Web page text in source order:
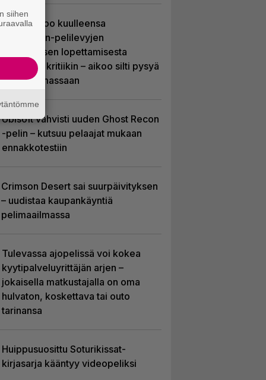
Sony kertoo kuulleensa
PlayStation-pelilevyjen
valmistuksen lopettamisesta
nousseen kritiikin – aikoo silti pysyä
suunnitelmassaan
Ubisoft vahvisti uuden Ghost Recon
-pelin – kutsuu pelaajat mukaan
ennakkotestiin
Crimson Desert sai suurpäivityksen
– uudistaa kaupankäyntiä
pelimaailmassa
Tulevassa ajopelissä voi kokea
kyytipalveluyrittäjän arjen –
jokaisella matkustajalla on oma
hulvaton, koskettava tai outo
tarinansa
Huippusuosittu Soturikissat-
kirjasarja kääntyy videopeliksi
siihen